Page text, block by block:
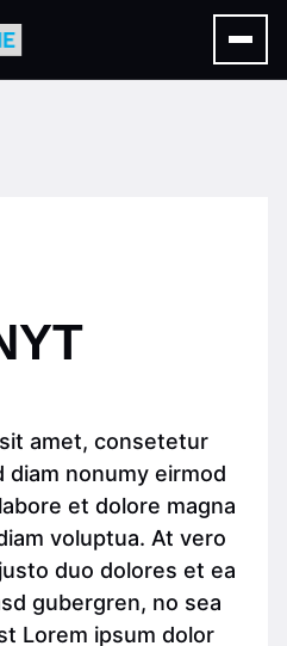
amet, consetetur
diam nonumy eirmod
et dolore magna
voluptua. At vero
duo dolores et ea
gubergren, no sea
Lorem ipsum dolor